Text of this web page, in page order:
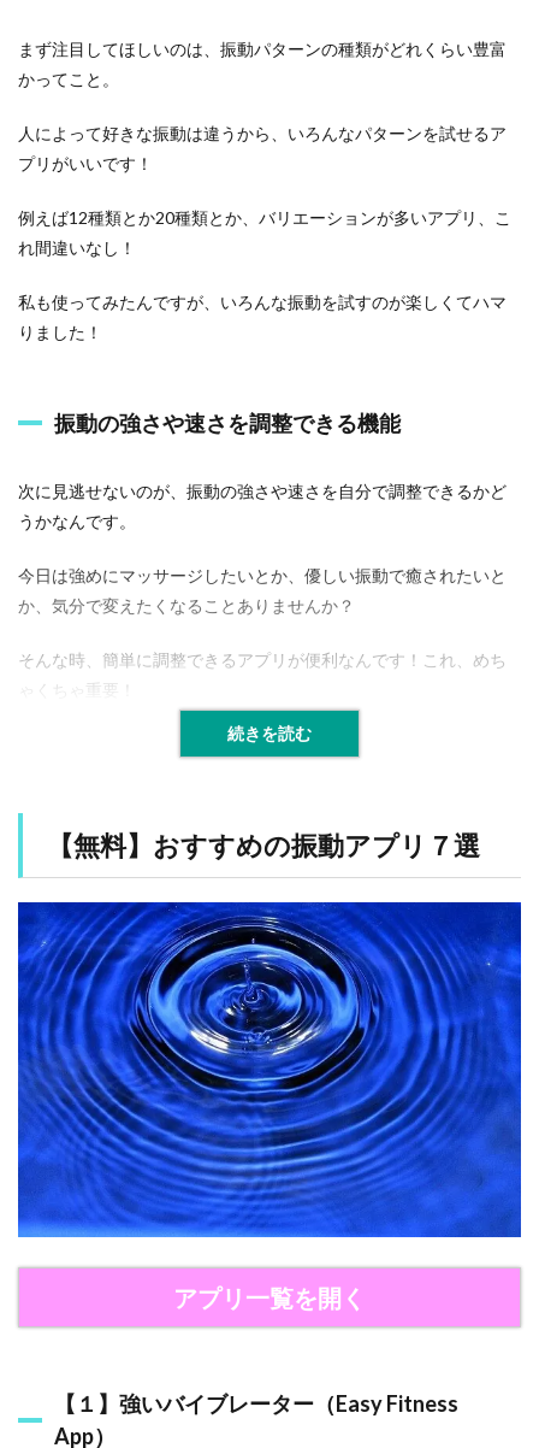
調
る
機
使
や
ザ
イ
大
事
1.4
追
加
能
で
！
1.5
無
料
か
有
料
か
も
要
チ
ェ
ッ
ク
！
2
【
無
お
め
の
振
まず注目してほしいのは、振動パターンの種類がどれくらい豊富
かってこと。
人によって好きな振動は違うから、いろんなパターンを試せるア
プリがいいです！
例えば12種類とか20種類とか、バリエーションが多いアプリ、こ
れ間違いなし！
私も使ってみたんですが、いろんな振動を試すのが楽しくてハマ
りました！
振動の強さや速さを調整できる機能
次に見逃せないのが、振動の強さや速さを自分で調整できるかど
うかなんです。
今日は強めにマッサージしたいとか、優しい振動で癒されたいと
か、気分で変えたくなることありませんか？
そんな時、簡単に調整できるアプリが便利なんです！これ、めち
ゃくちゃ重要！
続きを読む
【無料】おすすめの振動アプリ７選
アプリ一覧を開く
【１】強いバイブレーター（Easy Fitness
App）